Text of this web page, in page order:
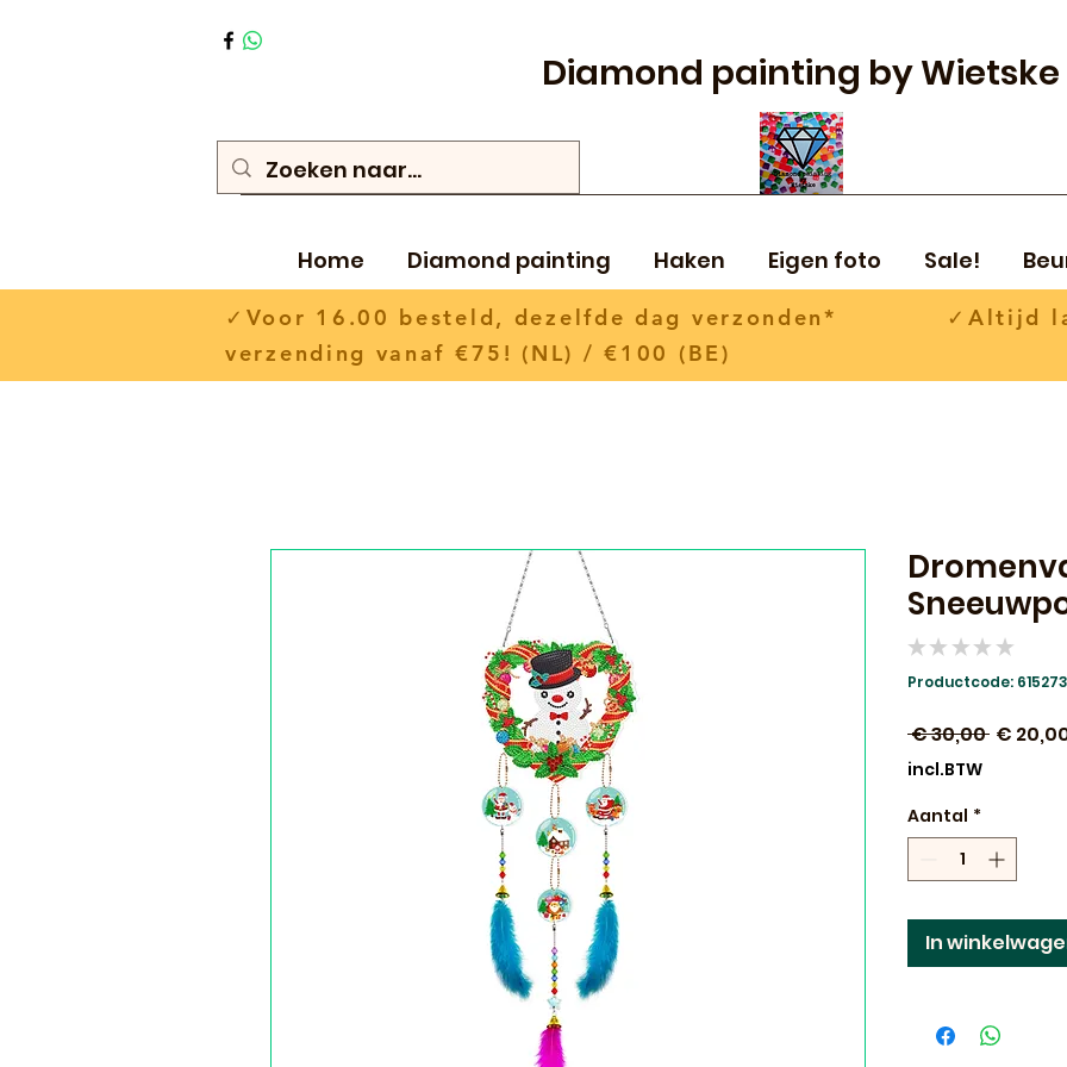
Diamond painting by Wietske
Home Diamond painting Haken Eigen foto Sale!
✓Voor 16.00 besteld, dezelfde dag verzonden* ✓Altijd
verzending vanaf €75! (NL) / €100 (BE)
★ ★ ★ ★ ★
Productcode:
€ 30,00 €
incl.BTW
Aantal *
In